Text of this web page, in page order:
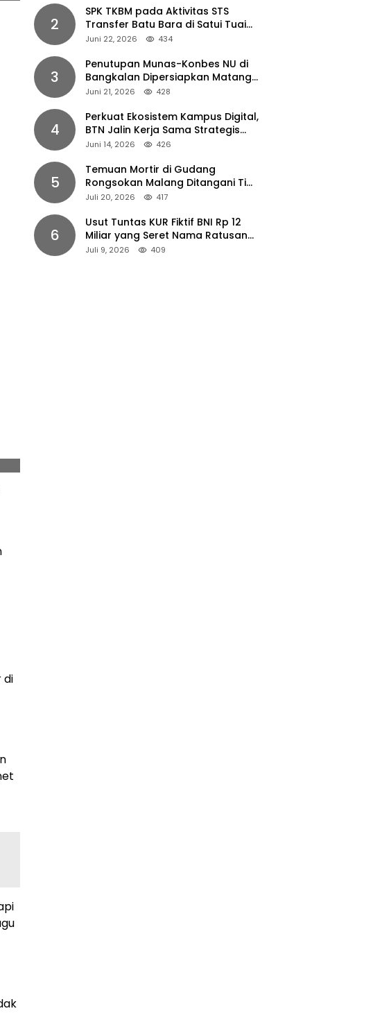
di
2
SPK TKBM pada Aktivitas STS
Transfer Batu Bara di Satui Tuai
Sorotan
Juni 22, 2026 434
3
Penutupan Munas-Konbes NU di
Bangkalan Dipersiapkan Matang,
Gus Ipul Turun Tangan
Juni 21, 2026 428
4
Perkuat Ekosistem Kampus Digital,
BTN Jalin Kerja Sama Strategis
dengan UNAIR
Juni 14, 2026 426
5
Temuan Mortir di Gudang
Rongsokan Malang Ditangani Tim
Gegana Polda Jatim
Juli 20, 2026 417
6
Usut Tuntas KUR Fiktif BNI Rp 12
Miliar yang Seret Nama Ratusan
Petani Jember
Juli 9, 2026 409